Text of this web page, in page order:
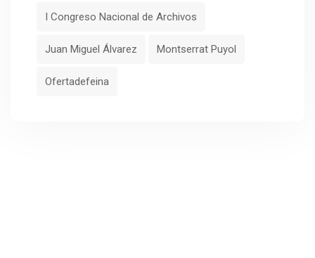
I Congreso Nacional de Archivos
Juan Miguel Álvarez Montserrat Puyol
Ofertadefeina